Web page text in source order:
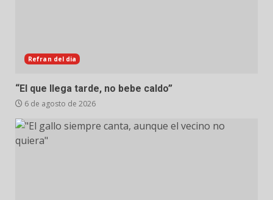
Refran del dia
“El que llega tarde, no bebe caldo”
6 de agosto de 2026